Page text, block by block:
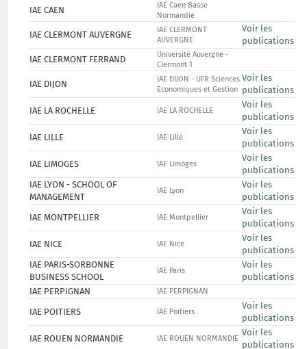
IAE CAEN
IAE Caen Basse
Normandie
IAE CLERMONT AUVERGNE
IAE CLERMONT
AUVERGNE
Voir les
publications
IAE CLERMONT FERRAND
Université Auvergne -
Clermont 1
IAE DIJON
IAE DIJON - UFR Sciences
Economiques et Gestion
Voir les
publications
IAE LA ROCHELLE
IAE LA ROCHELLE
Voir les
publications
IAE LILLE
IAE Lille
Voir les
publications
IAE LIMOGES
IAE Limoges
Voir les
publications
IAE LYON - SCHOOL OF
MANAGEMENT
IAE Lyon
Voir les
publications
IAE MONTPELLIER
IAE Montpellier
Voir les
publications
IAE NICE
IAE Nice
Voir les
publications
IAE PARIS-SORBONNE
BUSINESS SCHOOL
IAE Paris
Voir les
publications
IAE PERPIGNAN
IAE PERPIGNAN
IAE POITIERS IAE Poitiers
Voir les
publications
IAE ROUEN NORMANDIE
IAE ROUEN NORMANDIE
Voir les
publications